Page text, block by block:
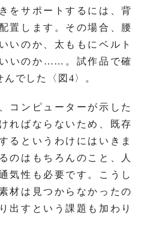
をサポートするには、背
置します。その場合、腰
いのか、太ももにベルト
いのか……。試作品で確
でした〈図4〉。
コンピューターが示した
ればならないため、既存
るというわけにはいきま
のはもちろんのこと、人
気性も必要です。こうし
材は見つからなかったの
出すという課題も加わり